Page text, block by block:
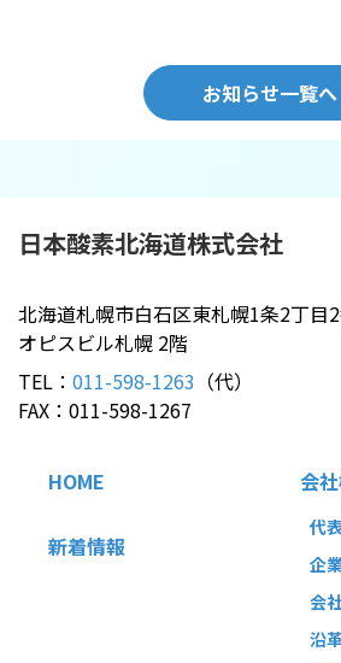
お知らせ一覧へ
日本酸素北海道株式会社
北海道札幌市白石区東札幌1条2丁目
オピスビル札幌 2階
TEL： 011-598-1263 （代）
FAX：011-598-1267
HOME
新着情報
会
代
企
会
沿